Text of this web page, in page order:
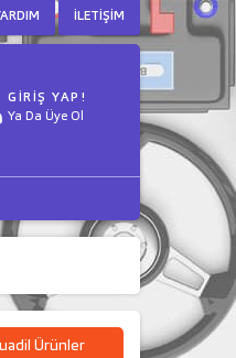
İLETIŞIM
GİRİŞ YAP!
Ya Da Üye Ol
Ürünler